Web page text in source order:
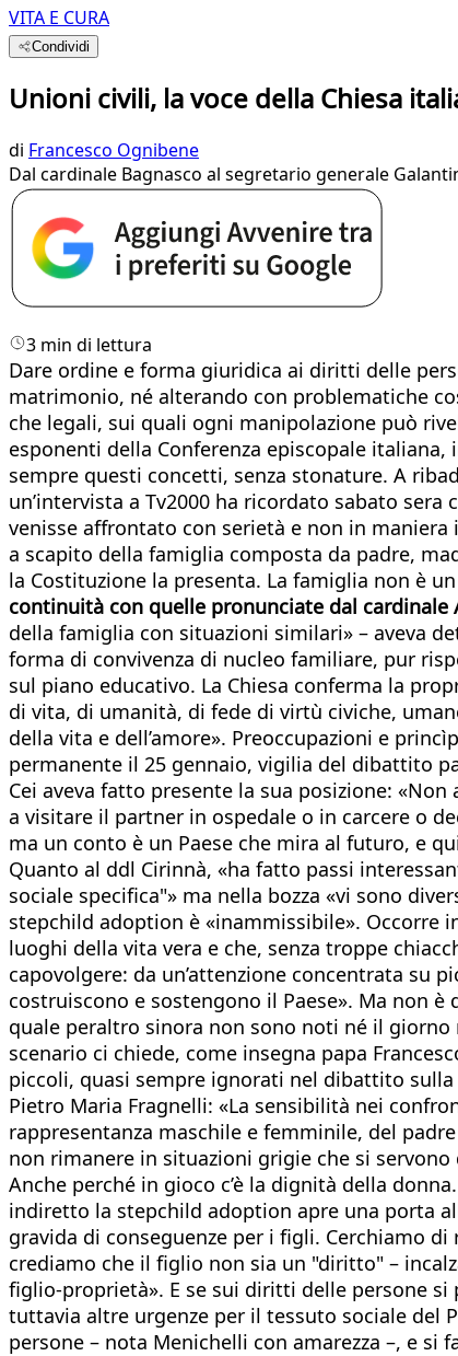
VITA E CURA
Condividi
Unioni civili, la voce della Chiesa
di Francesco Ognibene
Dal cardinale Bagnasco al segretario generale
3 min di lettura
Dare ordine e forma giuridica ai diritti delle
matrimonio, né alterando con problematiche
che legali, sui quali ogni manipolazione può
esponenti della Conferenza episcopale
sempre questi concetti, senza stonature. A
un’intervista a Tv2000 ha ricordato sabato
venisse affrontato con serietà e non in
a scapito della famiglia composta da padre,
la Costituzione la presenta. La famiglia non è
continuità con quelle pronunciate dal cardinale
della famiglia con situazioni similari» – aveva
forma di convivenza di nucleo familiare, pur
sul piano educativo. La Chiesa conferma la
di vita, di umanità, di fede di virtù civiche,
della vita e dell’amore». Preoccupazioni e
permanente il 25 gennaio, vigilia del dibattito
Cei aveva fatto presente la sua posizione:
a visitare il partner in ospedale o in carcere o
ma un conto è un Paese che mira al futuro, e
Quanto al ddl Cirinnà, «ha fatto passi
sociale specifica"» ma nella bozza «vi sono
stepchild adoption è «inammissibile». Occorre
luoghi della vita vera e che, senza troppe
capovolgere: da un’attenzione concentrata su
costruiscono e sostengono il Paese». Ma non
quale peraltro sinora non sono noti né il
scenario ci chiede, come insegna papa
piccoli, quasi sempre ignorati nel dibattito
Pietro Maria Fragnelli: «La sensibilità nei
rappresentanza maschile e femminile, del
non rimanere in situazioni grigie che si
Anche perché in gioco c’è la dignità della
indiretto la stepchild adoption apre una porta
gravida di conseguenze per i figli. Cerchiamo
crediamo che il figlio non sia un "diritto" –
figlio-proprietà». E se sui diritti delle persone
tuttavia altre urgenze per il tessuto sociale del
persone – nota Menichelli con amarezza –, e